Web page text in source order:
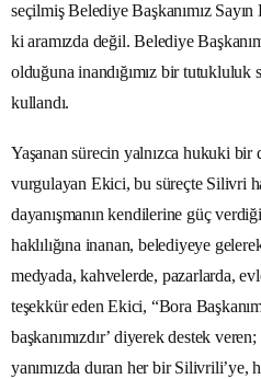
seçilmiş Belediye Başkanımız
ki aramızda değil. Belediye
olduğuna inandığımız bir tutukluluk
kullandı.
Yaşanan sürecin yalnızca hukuki
vurgulayan Ekici, bu süreçte Silivri
dayanışmanın kendilerine güç
haklılığına inanan, belediyeye
medyada, kahvelerde, pazarlarda,
teşekkür eden Ekici, “Bora
başkanımızdır’ diyerek destek
yanımızda duran her bir Silivrili’ye,